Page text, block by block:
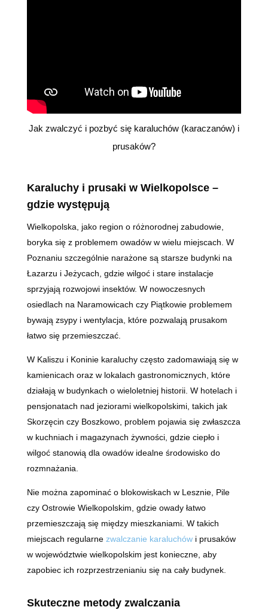
Jak zwalczyć i pozbyć się karaluchów (karaczanów) i
prusaków?
Karaluchy i prusaki w Wielkopolsce –
gdzie występują
Wielkopolska, jako region o różnorodnej zabudowie,
boryka się z problemem owadów w wielu miejscach. W
Poznaniu szczególnie narażone są starsze budynki na
Łazarzu i Jeżycach, gdzie wilgoć i stare instalacje
sprzyjają rozwojowi insektów. W nowoczesnych
osiedlach na Naramowicach czy Piątkowie problemem
bywają zsypy i wentylacja, które pozwalają prusakom
łatwo się przemieszczać.
W Kaliszu i Koninie karaluchy często zadomawiają się w
kamienicach oraz w lokalach gastronomicznych, które
działają w budynkach o wieloletniej historii. W hotelach i
pensjonatach nad jeziorami wielkopolskimi, takich jak
Skorzęcin czy Boszkowo, problem pojawia się zwłaszcza
w kuchniach i magazynach żywności, gdzie ciepło i
wilgoć stanowią dla owadów idealne środowisko do
rozmnażania.
Nie można zapominać o blokowiskach w Lesznie, Pile
czy Ostrowie Wielkopolskim, gdzie owady łatwo
przemieszczają się między mieszkaniami. W takich
miejscach regularne zwalczanie karaluchówi prusaków
w województwie wielkopolskim jest konieczne, aby
zapobiec ich rozprzestrzenianiu się na cały budynek.
Skuteczne metody zwalczania